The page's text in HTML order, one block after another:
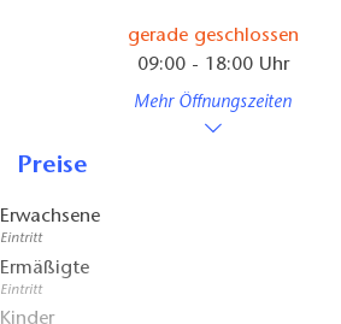
gerade geschlossen
09:00 - 18:00 Uhr
Mehr Öffnungszeiten
Preise
Erwachsene
Eintritt
Ermäßigte
Eintritt
Kinder